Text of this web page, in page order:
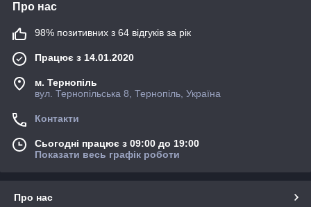
Про нас
98% позитивних з 64 відгуків за рік
Працює з 14.01.2020
м. Тернопіль
вул. Тернопільська 8, Тернопіль, Україна
Контакти
Сьогодні працює з 09:00 до 19:00
Показати весь графік роботи
Про нас